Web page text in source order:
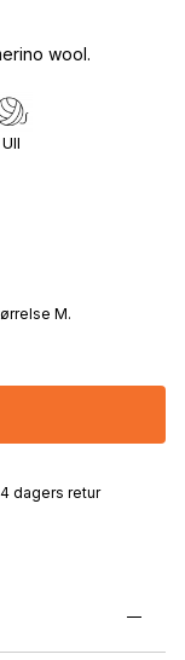
wool.
Ull
M.
dagers retur